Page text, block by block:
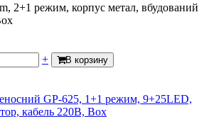
2+1 режим, корпус метал, вбудований
+ В корзину